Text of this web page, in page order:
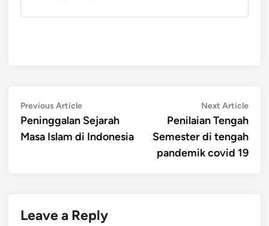
Post
navigation
Previous ArticlePrevious
article:
Peninggalan Sejarah
Masa Islam di Indonesia
Next ArticleNext
Penilaian Tengah
Semester di tengah
pandemik covid 19
Leave a Reply